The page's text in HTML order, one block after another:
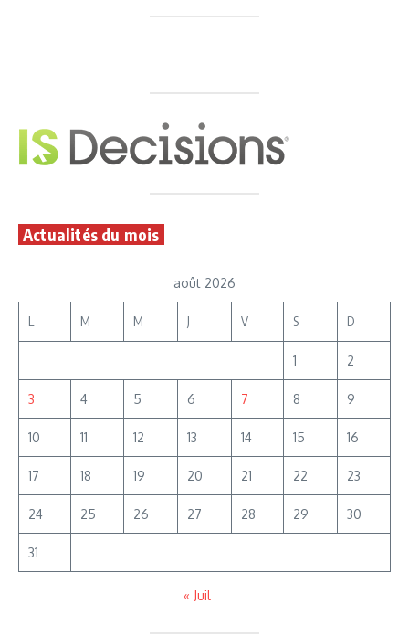
Actualités du mois
août 2026
L M M J V S D
1 2
3 4 5 6 7 8 9
10 11 12 13 14 15 16
17 18 19 20 21 22 23
24 25 26 27 28 29 30
31
« Juil